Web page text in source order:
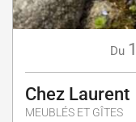
Du 1
Chez Laurent
MEUBLÉS ET GÎTES